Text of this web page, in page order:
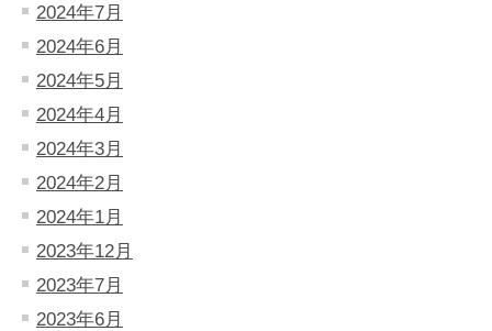
2024年7月
2024年6月
2024年5月
2024年4月
2024年3月
2024年2月
2024年1月
2023年12月
2023年7月
2023年6月